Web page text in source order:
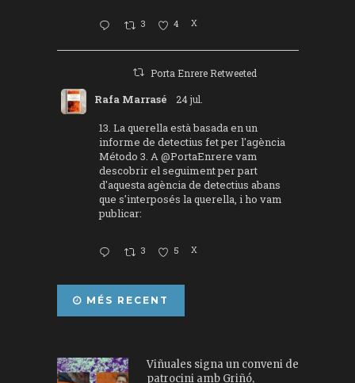
3 4 X
Porta Enrere Retweeted
Rafa Marrasé 24 jul.
13. La querella està basada en un
informe de detectius fet per l'agència
Método 3. A@PortaEnrere vam
descobrir el seguiment per part
d'aquesta agència de detectius abans
que s'interposés la querella, i ho vam
publicar:
3 5 X
MÉS RECENT
Viñuales signa un conveni de
patrocini amb Griñó,